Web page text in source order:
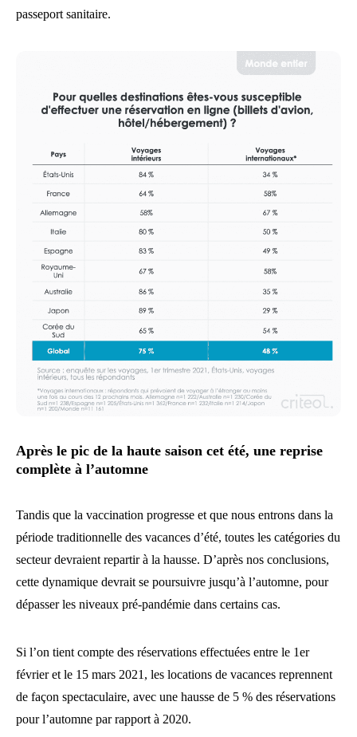
passeport sanitaire.
Après le pic de la haute saison cet été, une reprise
complète à l’automne
Tandis que la vaccination progresse et que nous entrons dans la
période traditionnelle des vacances d’été, toutes les catégories du
secteur devraient repartir à la hausse. D’après nos conclusions,
cette dynamique devrait se poursuivre jusqu’à l’automne, pour
dépasser les niveaux pré-pandémie dans certains cas.
Si l’on tient compte des réservations effectuées entre le 1er
février et le 15 mars 2021, les locations de vacances reprennent
de façon spectaculaire, avec une hausse de 5 % des réservations
pour l’automne par rapport à 2020.